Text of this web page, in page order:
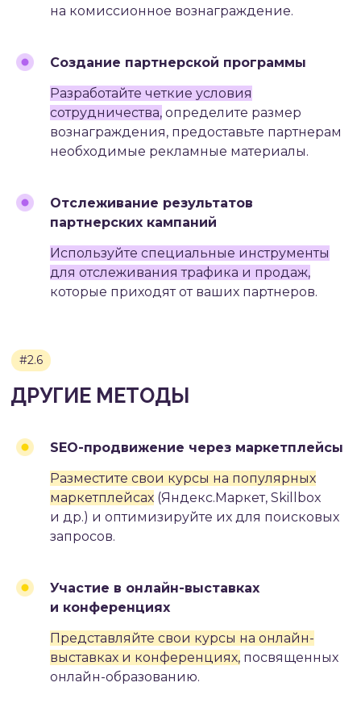
на комиссионное вознаграждение.
Создание партнерской программы
Разработайте четкие условия
сотрудничества, определите размер
вознаграждения, предоставьте партнерам
необходимые рекламные материалы.
Отслеживание результатов
партнерских кампаний
Используйте специальные инструменты
для отслеживания трафика и продаж,
которые приходят от ваших партнеров.
SEO-продвижение через маркетплейсы
Разместите свои курсы на популярных
маркетплейсах (Яндекс.Маркет, Skillbox
и др.) и оптимизируйте их для поисковых
запросов.
Участие в онлайн-выставках
и конференциях
Представляйте свои курсы на онлайн-
выставках и конференциях, посвященных
онлайн-образованию.
Если вы хотите привлечь
количество заявок, оставьте
заявку на консультацию.
настроить эффективное
продвижение и достичь
высоких результатов!
СОВЕТЫ И РЕКОМЕНДАЦИИ